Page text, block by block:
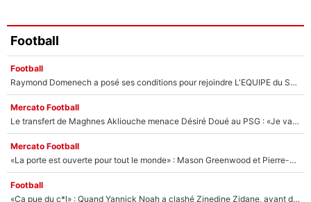
Football
Football
Raymond Domenech a posé ses conditions pour rejoindre L'EQUIPE du Soir : Il refuse de faire l'émission avec un autre chroniqueur !
Mercato Football
Le transfert de Maghnes Akliouche menace Désiré Doué au PSG : «Je valide à 200%»
Mercato Football
«La porte est ouverte pour tout le monde» : Mason Greenwood et Pierre-Emerick Aubameyang ont quitté l'OM, Amine Gouiri balance sur la suite du mercato et sur la réaction du vestiaire !
Football
«Ça pue du c*l» : Quand Yannick Noah a clashé Zinedine Zidane, avant de se faire recadrer par le nouveau sélectionneur de l'équipe de France !